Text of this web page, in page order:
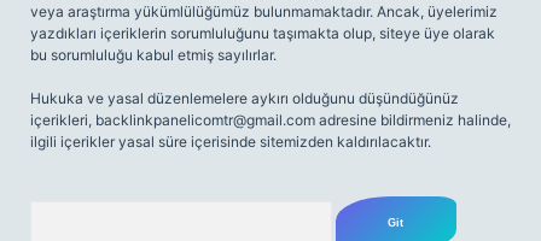
veya araştırma yükümlülüğümüz bulunmamaktadır. Ancak, üyelerimiz
yazdıkları içeriklerin sorumluluğunu taşımakta olup, siteye üye olarak
bu sorumluluğu kabul etmiş sayılırlar.
Hukuka ve yasal düzenlemelere aykırı olduğunu düşündüğünüz
içerikleri, backlinkpanelicomtr@gmail.com adresine bildirmeniz halinde,
ilgili içerikler yasal süre içerisinde sitemizden kaldırılacaktır.